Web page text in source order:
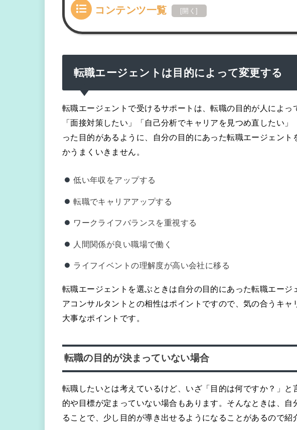
コンテンツ一覧 [開く]
転職エージェントは目的によって変更する
転職エージェントで受けるサポートは、転職の目的が人によっ
「面接対策したい」「自己分析でキャリアを見つめ直したい
った目的があるように、自分の目的にあった転職エージェン
かうまくいきません。
低い年収をアップする
転職でキャリアアップする
ワークライフバランスを重視する
人間関係が良い職場で働く
ライフイベントの理解度が高い会社に移る
転職エージェントを選ぶときは自分の目的にあった転職エージ
アコンサルタントとの相性はポイントですので、気の合うキャ
大事なポイントです。
転職の目的が決まっていない場合
転職したいとは考えているけど、いざ「目的は何ですか？」と
的や目標が定まっていない場合もあります。そんなときは、
ることで、少し目的が導き出せるようになることがあるので紹